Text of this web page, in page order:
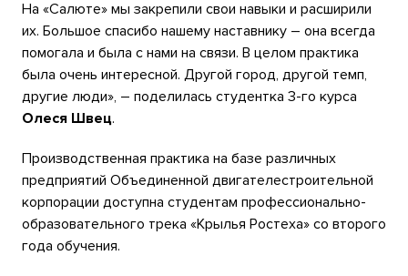
На «Салюте» мы закрепили свои навыки и расширили
их. Большое спасибо нашему наставнику – она всегда
помогала и была с нами на связи. В целом практика
была очень интересной. Другой город, другой темп,
другие люди», – поделилась студентка 3-го курса
Олеся Швец.
Производственная практика на базе различных
предприятий Объединенной двигателестроительной
корпорации доступна студентам профессионально-
образовательного трека «Крылья Ростеха» со второго
года обучения.